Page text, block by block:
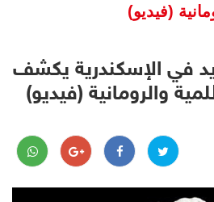
(فيديو)
في الإسكندرية يكشف
والرومانية (فيديو)